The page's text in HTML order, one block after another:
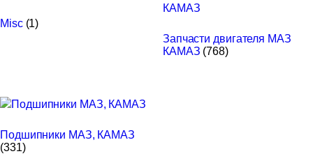
Misc (1)
Запчасти двигателя МАЗ
КАМАЗ (768)
Подшипники МАЗ, КАМАЗ
(331)